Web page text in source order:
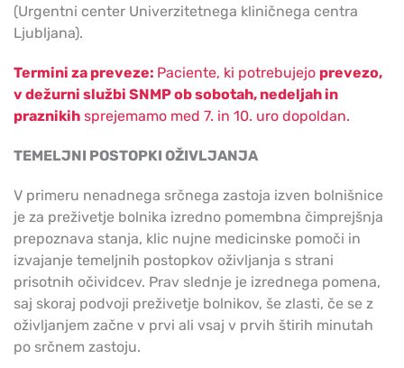
(Urgentni center Univerzitetnega kliničnega centra
Ljubljana).
Termini za preveze: Paciente, ki potrebujejo prevezo,
v dežurni službi SNMP ob sobotah, nedeljah in
praznikih sprejemamo med 7. in 10. uro dopoldan.
TEMELJNI POSTOPKI OŽIVLJANJA
V primeru nenadnega srčnega zastoja izven bolnišnice
je za preživetje bolnika izredno pomembna čimprejšnja
prepoznava stanja, klic nujne medicinske pomoči in
izvajanje temeljnih postopkov oživljanja s strani
prisotnih očividcev. Prav slednje je izrednega pomena,
saj skoraj podvoji preživetje bolnikov, še zlasti, če se z
oživljanjem začne v prvi ali vsaj v prvih štirih minutah
po srčnem zastoju.